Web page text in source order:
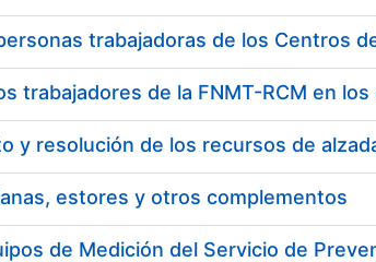
estores y otros complementos